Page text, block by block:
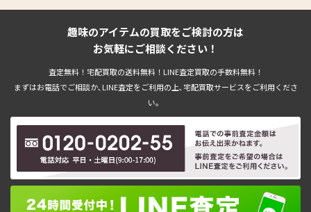
趣味のアイテムの買取をご検討の方は
お気軽にご相談ください！
査定無料！宅配買取の送料無料！LINE査定買取の手数料無料！
まずはお電話でご相談か､LINE査定をご利用の上､宅配買取サービスをご利用くださ
い。